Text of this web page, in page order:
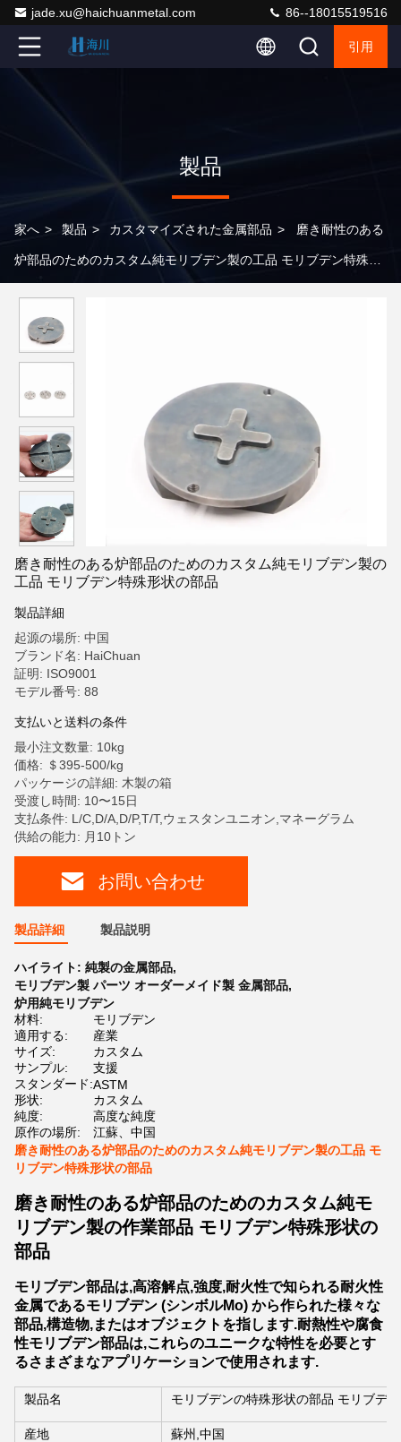
jade.xu@haichuanmetal.com 86--18015519516
引用
製品
家へ > 製品 > カスタマイズされた金属部品 > 磨き耐性のある
炉部品のためのカスタム純モリブデン製の工品 モリブデン特殊形
磨き耐性のある炉部品のためのカスタム純モリブデン製の
工品 モリブデン特殊形状の部品
製品詳細
起源の場所: 中国
ブランド名: HaiChuan
証明: ISO9001
モデル番号: 88
支払いと送料の条件
最小注文数量: 10kg
価格: ＄395-500/kg
パッケージの詳細: 木製の箱
受渡し時間: 10〜15日
支払条件: L/C,D/A,D/P,T/T,ウェスタンユニオン,マネーグラム
供給の能力: 月10トン
お問い合わせ
製品詳細 製品説明
ハイライト: 純製の金属部品,
モリブデン製 パーツ オーダーメイド製 金属部品,
炉用純モリブデン
材料:
モリブデン
適用する:
産業
サイズ:
カスタム
サンプル:
支援
スタンダード:ASTM
形状:
カスタム
純度:
高度な純度
原作の場所:
江蘇、中国
磨き耐性のある炉部品のためのカスタム純モリブデン製の工品 モ
リブデン特殊形状の部品
磨き耐性のある炉部品のためのカスタム純モ
リブデン製の作業部品 モリブデン特殊形状の
部品
モリブデン部品は,高溶解点,強度,耐火性で知られる耐火性
金属であるモリブデン (シンボルMo) から作られた様々な
部品,構造物,またはオブジェクトを指します.耐熱性や腐食
性モリブデン部品は,これらのユニークな特性を必要とす
るさまざまなアプリケーションで使用されます.
製品名 モリブデンの特殊形状の部品 モリブデ
産地 蘇州,中国